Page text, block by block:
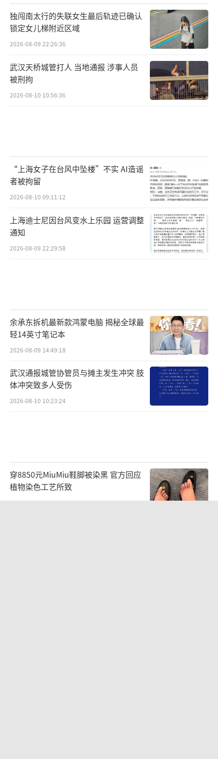
独闯南太行的失联女生最后轨迹已确认
锁定女儿梯附近区域
2026-08-09 22:26:36
武汉天桥城管打人 当地通报 涉事人员
被刑拘
2026-08-10 10:56:36
“上海女子在台风中坠楼”不实 AI造谣
者被拘留
2026-08-10 09:11:12
上海迪士尼因台风变水上乐园 运营调整
通知
2026-08-09 22:29:58
余承东拆机最新款鸿蒙电脑 揭秘全球最
轻14英寸笔记本
2026-08-09 14:49:18
武汉通报城管协管员与摊主发生冲突 肢
体冲突致多人受伤
2026-08-10 10:23:24
穿8850元MiuMiu鞋脚被染黑 官方回应
植物染色工艺所致
2026-08-09 18:21:36